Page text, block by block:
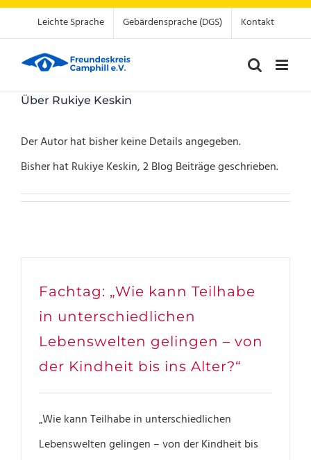
Zum
Inhalt
springen
Leichte Sprache Gebärdensprache (DGS) Kontakt
Über Rukiye Keskin
Der Autor hat bisher keine Details angegeben.
Bisher hat Rukiye Keskin, 2 Blog Beiträge geschrieben.
Fachtag: „Wie kann Teilhabe
in unterschiedlichen
Lebenswelten gelingen – von
der Kindheit bis ins Alter?“
„Wie kann Teilhabe in unterschiedlichen
Lebenswelten gelingen – von der Kindheit bis